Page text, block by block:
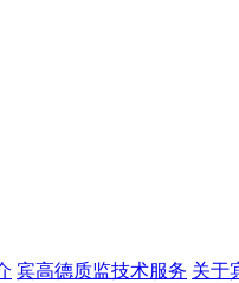
宾高德质监技术服务 关于